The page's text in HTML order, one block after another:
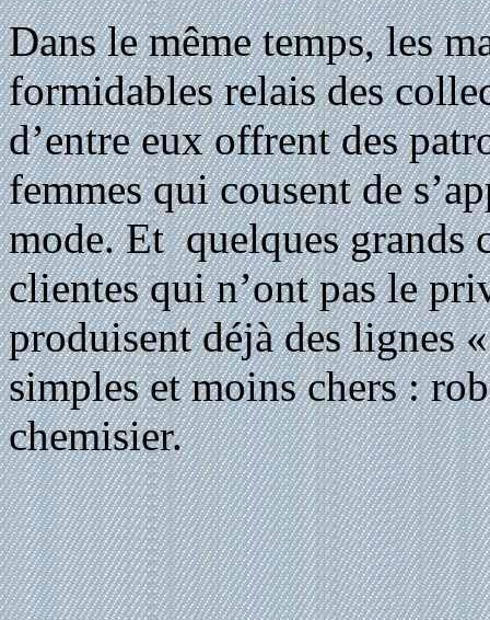
Dans le même temps, les
formidables relais des
d’entre eux offrent des
femmes qui cousent de
mode. Et quelques grands
clientes qui n’ont pas le
produisent déjà des lignes
simples et moins chers :
chemisier.